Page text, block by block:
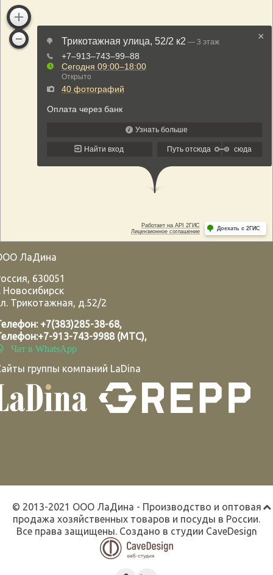
ЛаДина
, 630051
Новосибирск
Трикотажная, д.52/2
+7(383)285-38-68,
+7-913-743-9988 (МТС),
Чат в WhatsApp
группы компаний LaDina
© 2013-2021 ООО ЛаДина - Производство и оптовая
продажа хозяйственных товаров и посуды в России.
Все права защищены. Создано в студии CaveDesign